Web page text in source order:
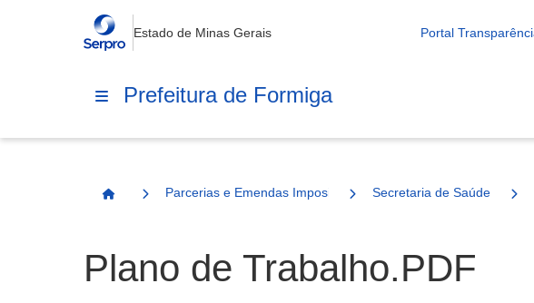
Estado de Minas Gerais Portal
Prefeitura de Formiga
Página Inicial
Parcerias e Emendas Impositivas MunicipaisSecretaria de Saúde
Plano de Trabalho.PDF